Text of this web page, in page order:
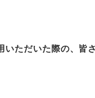
ただいた際の、皆